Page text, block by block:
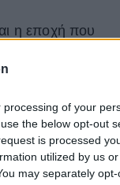
of your
the below opt-out
is processed
utilized by us
may separately
η εποχή που
γκαρνταρόμπα
κολακεύει τόσο
παντελόνια
στο casual και